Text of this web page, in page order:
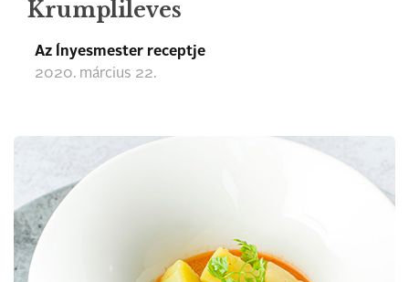
Krumplileves
Az Ínyesmester receptje
2020. március 22.